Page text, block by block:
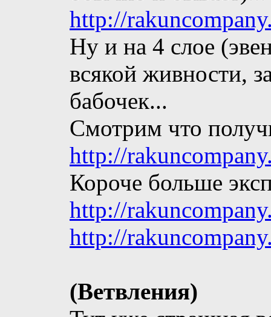
http://
Ну и на 4 слое
всякой живности,
бабочек...
Смотрим что
http://
Короче больше
http://
http://
(Ветвления)